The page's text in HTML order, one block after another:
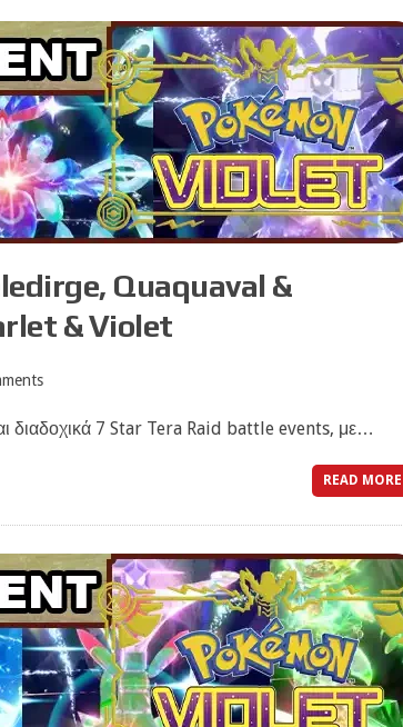
Quaquaval &
& Violet
διαδοχικά 7 Star Tera Raid battle events, με…
READ MORE